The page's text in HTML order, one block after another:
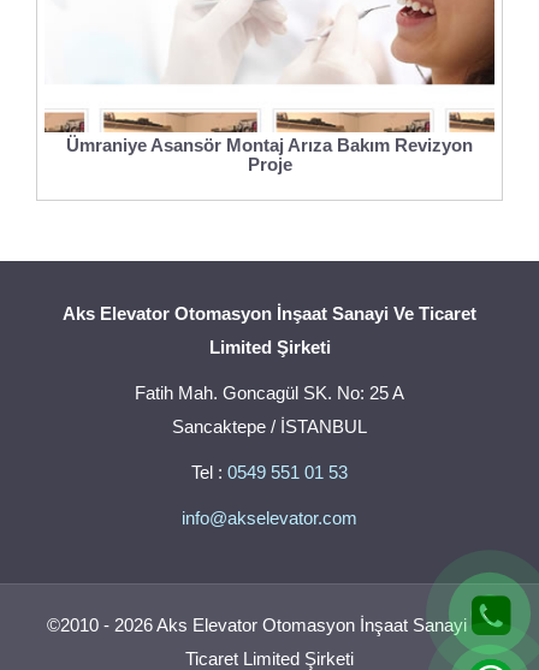
Ümraniye Asansör Montaj Arıza Bakım Revizyon
Proje
Aks Elevator Otomasyon İnşaat Sanayi Ve Ticaret
Limited Şirketi
Fatih Mah. Goncagül SK. No: 25 A
Sancaktepe / İSTANBUL
Tel : 0549 551 01 53
info@akselevator.com
©2010 - 2026 Aks Elevator Otomasyon İnşaat Sanayi Ve
Ticaret Limited Şirketi